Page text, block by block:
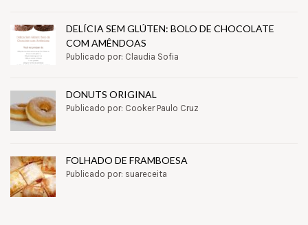
DELÍCIA SEM GLÚTEN: BOLO DE CHOCOLATE
COM AMÊNDOAS
Publicado por: Claudia Sofia
DONUTS ORIGINAL
Publicado por: Cooker Paulo Cruz
FOLHADO DE FRAMBOESA
Publicado por: suareceita